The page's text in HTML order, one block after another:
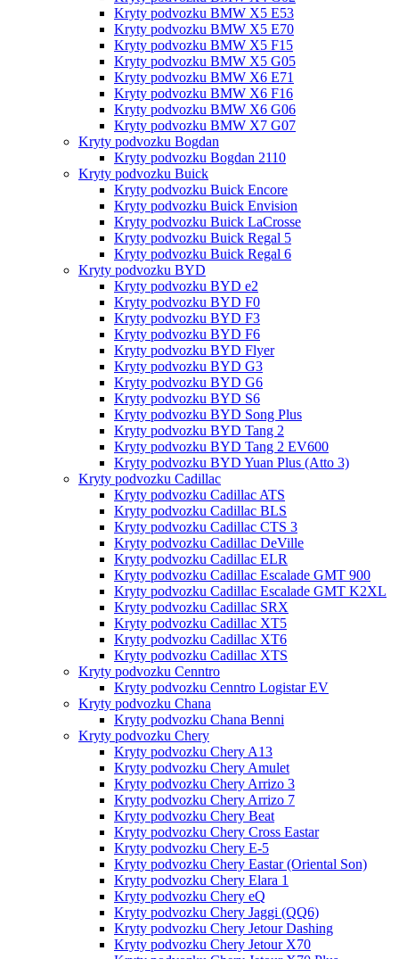
Kryty podvozku BMW X5 E53
Kryty podvozku BMW X5 E70
Kryty podvozku BMW X5 F15
Kryty podvozku BMW X5 G05
Kryty podvozku BMW X6 E71
Kryty podvozku BMW X6 F16
Kryty podvozku BMW X6 G06
Kryty podvozku BMW X7 G07
Kryty podvozku Bogdan
Kryty podvozku Bogdan 2110
Kryty podvozku Buick
Kryty podvozku Buick Encore
Kryty podvozku Buick Envision
Kryty podvozku Buick LaCrosse
Kryty podvozku Buick Regal 5
Kryty podvozku Buick Regal 6
Kryty podvozku BYD
Kryty podvozku BYD e2
Kryty podvozku BYD F0
Kryty podvozku BYD F3
Kryty podvozku BYD F6
Kryty podvozku BYD Flyer
Kryty podvozku BYD G3
Kryty podvozku BYD G6
Kryty podvozku BYD S6
Kryty podvozku BYD Song Plus
Kryty podvozku BYD Tang 2
Kryty podvozku BYD Tang 2 EV600
Kryty podvozku BYD Yuan Plus (Atto 3)
Kryty podvozku Cadillac
Kryty podvozku Cadillac ATS
Kryty podvozku Cadillac BLS
Kryty podvozku Cadillac CTS 3
Kryty podvozku Cadillac DeVille
Kryty podvozku Cadillac ELR
Kryty podvozku Cadillac Escalade GMT 900
Kryty podvozku Cadillac Escalade GMT K2XL
Kryty podvozku Cadillac SRX
Kryty podvozku Cadillac XT5
Kryty podvozku Cadillac XT6
Kryty podvozku Cadillac XTS
Kryty podvozku Cenntro
Kryty podvozku Cenntro Logistar EV
Kryty podvozku Chana
Kryty podvozku Chana Benni
Kryty podvozku Chery
Kryty podvozku Chery A13
Kryty podvozku Chery Amulet
Kryty podvozku Chery Arrizo 3
Kryty podvozku Chery Arrizo 7
Kryty podvozku Chery Beat
Kryty podvozku Chery Cross Eastar
Kryty podvozku Chery E-5
Kryty podvozku Chery Eastar (Oriental Son)
Kryty podvozku Chery Elara 1
Kryty podvozku Chery eQ
Kryty podvozku Chery Jaggi (QQ6)
Kryty podvozku Chery Jetour Dashing
Kryty podvozku Chery Jetour X70